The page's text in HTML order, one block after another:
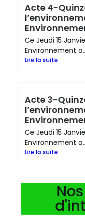
Acte 4-
Ce Jeudi 15
Environnement
Lire la suite
Acte 3-
Ce Jeudi 15
Environnement
Lire la suite